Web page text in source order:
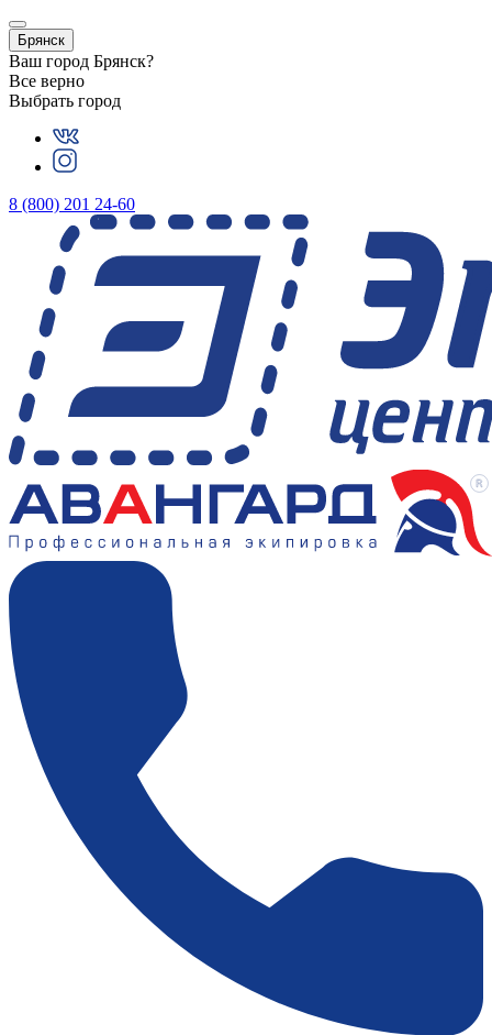
Брянск
Ваш город Брянск?
Все верно
Выбрать город
8 (800) 201 24-60